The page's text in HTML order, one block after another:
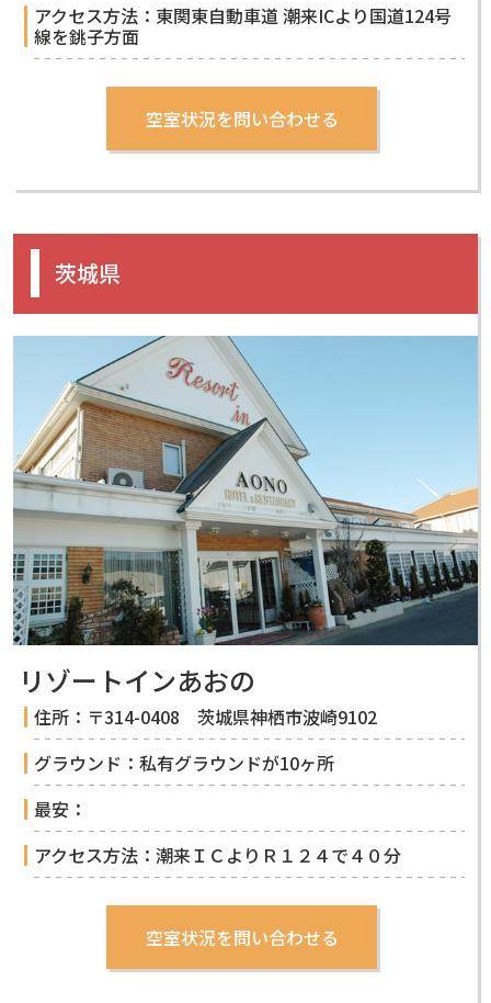
アクセス方法：東関東自動車道 潮来ICより国道124号
線を銚子方面
茨城県
リゾートインあおの
住所：〒314-0408 茨城県神栖市波崎9102
グラウンド：私有グラウンドが10ヶ所
最安：
アクセス方法：潮来ＩＣよりＲ１２４で４０分